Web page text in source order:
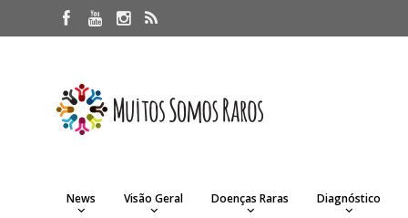
News Visão Geral Doenças Raras Diagnóstico